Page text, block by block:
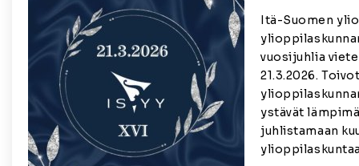
Itä-Suomen
vuosijuhlia
21.3.2026.
ystävät
juhlistamaan